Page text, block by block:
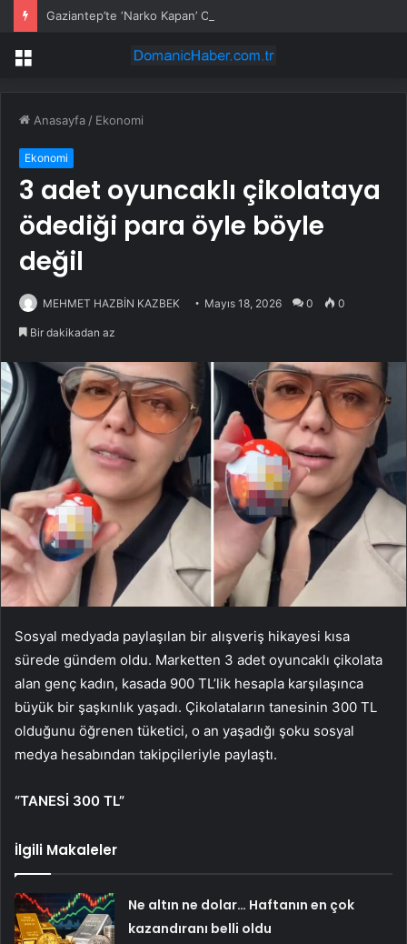
Menü
Anasayfa / Ekonomi
Ekonomi
3 adet oyuncaklı çikolataya
ödediği para öyle böyle
değil
MEHMET HAZBİN KAZBEK Mayıs 18, 2026 0 0
Bir dakikadan az
Sosyal medyada paylaşılan bir alışveriş hikayesi kısa
sürede gündem oldu. Marketten 3 adet oyuncaklı çikolata
alan genç kadın, kasada 900 TL’lik hesapla karşılaşınca
büyük bir şaşkınlık yaşadı. Çikolataların tanesinin 300 TL
olduğunu öğrenen tüketici, o an yaşadığı şoku sosyal
medya hesabından takipçileriyle paylaştı.
“TANESİ 300 TL”
İlgili Makaleler
Ne altın ne dolar… Haftanın en çok
kazandıranı belli oldu